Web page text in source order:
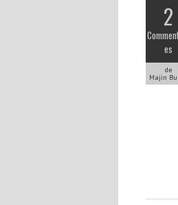
2
es
de
Majin